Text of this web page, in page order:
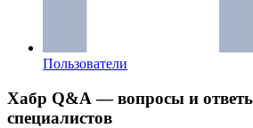
Пользователи
Хабр Q&A — вопросы и
специалистов